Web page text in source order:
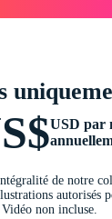
USD par
de notre
autorisés
non incluse.